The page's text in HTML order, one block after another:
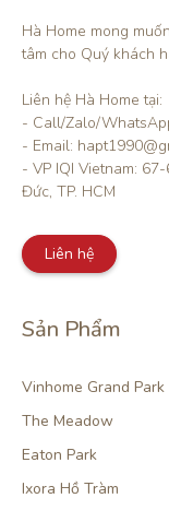
Hà Home mong
tâm cho Quý khách
Liên hệ Hà Home tại:
- Call/Zalo/
- Email:
- VP IQI Vietnam:
Đức, TP. HCM
Liên hệ
Sản Phẩm
Vinhome Grand Park
The Meadow
Eaton Park
Ixora Hồ Tràm